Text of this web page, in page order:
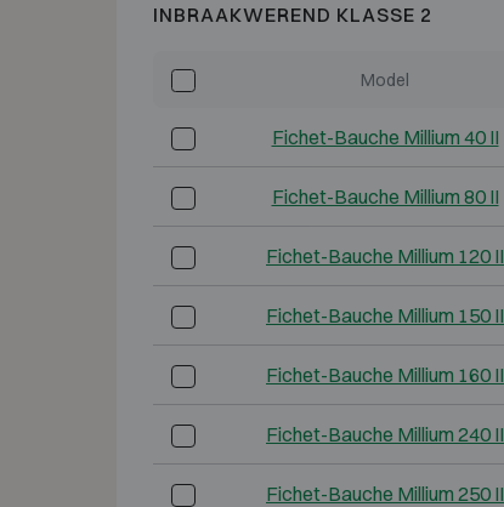
INBRAAKWEREND KLASSE 2
Model
Fichet-Bauche Millium 40 II
Fichet-Bauche Millium 80 II
Fichet-Bauche Millium 120 II
Fichet-Bauche Millium 150 II
Fichet-Bauche Millium 160 II
Fichet-Bauche Millium 240 II
Fichet-Bauche Millium 250 II